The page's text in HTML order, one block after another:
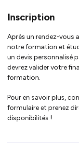
Inscription
Après un rendez-vous
notre formation et
un devis personnalisé
devrez valider votre
formation.
Pour en savoir plus,
formulaire et prenez
disponibilités !